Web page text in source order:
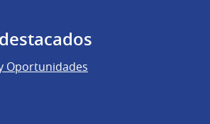
Oportunidades